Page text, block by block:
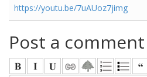
https://youtu.be/7uAUoz7jimg
Post a comment